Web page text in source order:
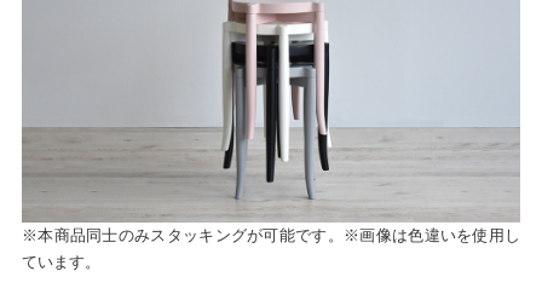
※本商品同士のみスタッキングが可能です。※画像は色違いを使用し
ています。